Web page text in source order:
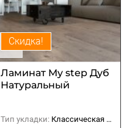
Скидка!
Ламинат My step Дуб
Натуральный
Тип укладки: Классическая (прямая)